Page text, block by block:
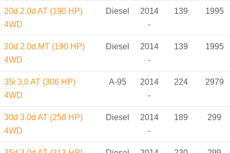
20d 2.0d AT (190 HP)
4WD
Diesel
2014
-
139 1995
20d 2.0d MT (190 HP)
4WD
Diesel
2014
-
139 1995
35i 3.0 AT (306 HP)
4WD
A-95
2014
-
224 2979
30d 3.0d AT (258 HP)
4WD
Diesel
2014
-
189 299